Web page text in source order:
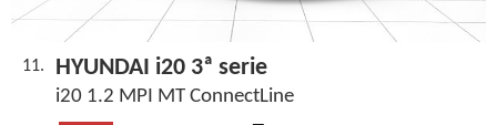
11. HYUNDAI i20 3ª serie
i20 1.2 MPI MT ConnectLine